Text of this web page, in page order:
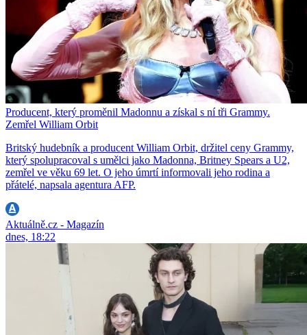
Producent, který proměnil Madonnu a získal s ní tři Grammy.
Zemřel William Orbit
Britský hudebník a producent William Orbit, držitel ceny Grammy,
který spolupracoval s umělci jako Madonna, Britney Spears a U2,
zemřel ve věku 69 let. O jeho úmrtí informovali jeho rodina a
přátelé, napsala agentura AFP.
Aktuálně.cz - Magazín
dnes, 18:22